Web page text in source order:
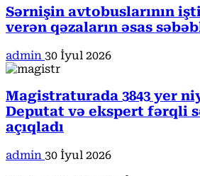
Sərnişin avtobuslarının
verən qəzaların əsas
admin 30 İyul 2026
Magistraturada 3843 yer
Deputat və ekspert fərqli
açıqladı
admin 30 İyul 2026